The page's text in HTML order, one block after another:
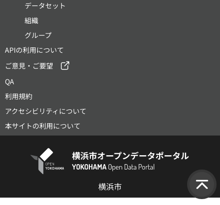
データセット
組織
グループ
APIの利用について
ご意見・ご要望
QA
利用規約
アクセシビリティについて
本サイトの利用について
横浜市